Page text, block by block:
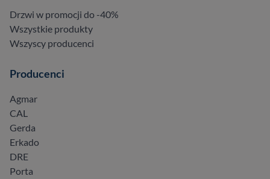
Drzwi w promocji do -40%
Wszystkie produkty
Wszyscy producenci
Producenci
Agmar
CAL
Gerda
Erkado
DRE
Porta